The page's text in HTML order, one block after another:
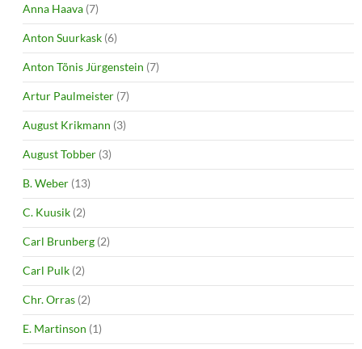
Anna Haava (7)
Anton Suurkask (6)
Anton Tõnis Jürgenstein (7)
Artur Paulmeister (7)
August Krikmann (3)
August Tobber (3)
B. Weber (13)
C. Kuusik (2)
Carl Brunberg (2)
Carl Pulk (2)
Chr. Orras (2)
E. Martinson (1)